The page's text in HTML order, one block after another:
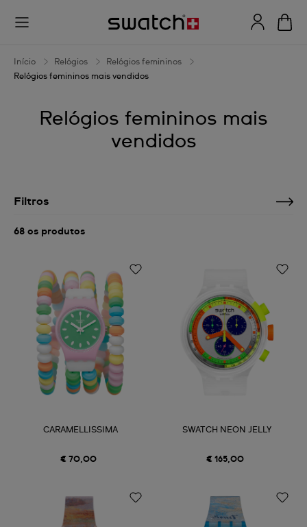
Início Relógios
Relógios femininos
Relógios femininos mais vendidos
Relógios femininos mais
vendidos
Filtros
68 os produtos
CARAMELLISSIMA
€ 70,00
SWATCH NEON JELLY
€ 165,00